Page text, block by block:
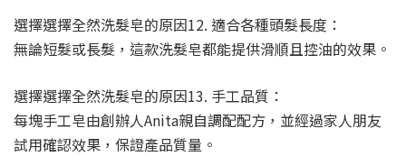
選擇選擇全然洗髮皂的原因12. 適合各種頭髮長度：
無論短髮或長髮，這款洗髮皂都能提供滑順且控油的效果。
選擇選擇全然洗髮皂的原因13. 手工品質：
每塊手工皂由創辦人Anita親自調配配方，並經過家人朋友
試用確認效果，保證產品質量。